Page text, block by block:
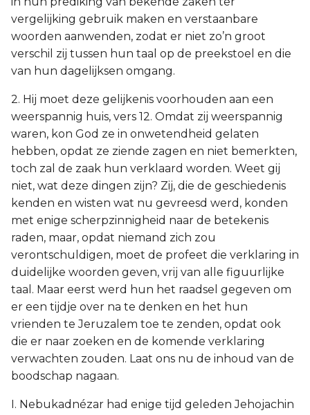
vergelijking gebruik maken en verstaanbare
woorden aanwenden, zodat er niet zo’n groot
verschil zij tussen hun taal op de preekstoel en die
van hun dagelijksen omgang.
2. Hij moet deze gelijkenis voorhouden aan een
weerspannig huis, vers 12. Omdat zij weerspannig
waren, kon God ze in onwetendheid gelaten
hebben, opdat ze ziende zagen en niet bemerkten,
toch zal de zaak hun verklaard worden. Weet gij
niet, wat deze dingen zijn? Zij, die de geschiedenis
kenden en wisten wat nu gevreesd werd, konden
met enige scherpzinnigheid naar de betekenis
raden, maar, opdat niemand zich zou
verontschuldigen, moet de profeet die verklaring in
duidelijke woorden geven, vrij van alle figuurlijke
taal. Maar eerst werd hun het raadsel gegeven om
er een tijdje over na te denken en het hun
vrienden te Jeruzalem toe te zenden, opdat ook
die er naar zoeken en de komende verklaring
verwachten zouden. Laat ons nu de inhoud van de
boodschap nagaan.
I. Nebukadnézar had enige tijd geleden Jehojachin